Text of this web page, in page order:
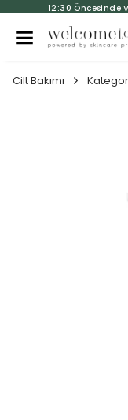
12:30 Öncesinde
Cilt Bakımı